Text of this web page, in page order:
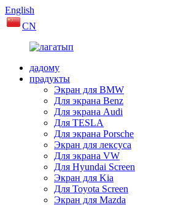
English
CN
дадому
прадукты
Экран для BMW
Для экрана Benz
Для экрана Audi
Для TESLA
Для экрана Porsche
Экран для лексуса
Для экрана VW
Для Hyundai Screen
Экран для Kia
Для Toyota Screen
Экран для Mazda